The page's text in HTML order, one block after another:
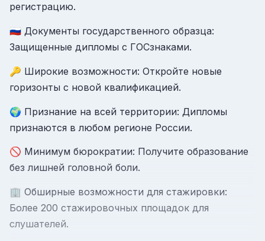
регистрацию.
🇷🇺 Документы государственного образца:
Защищенные дипломы с ГОСзнаками.
🔑 Широкие возможности: Откройте новые
горизонты с новой квалификацией.
🌍 Признание на всей территории: Дипломы
признаются в любом регионе России.
🚫 Минимум бюрократии: Получите образование
без лишней головной боли.
🏢 Обширные возможности для стажировки:
Более 200 стажировочных площадок для
слушателей.